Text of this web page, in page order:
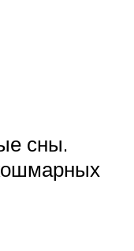
сны.